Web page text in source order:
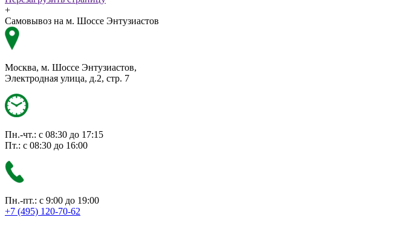
+
Самовывоз на м. Шоссе Энтузиастов
Москва, м. Шоссе Энтузиастов,
Электродная улица, д.2, стр. 7
Пн.-чт.: с 08:30 до 17:15
Пт.: с 08:30 до 16:00
Пн.-пт.: с 9:00 до 19:00
+7 (495) 120-70-62